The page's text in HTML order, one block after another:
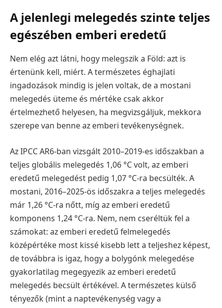
A jelenlegi melegedés szinte teljes
egészében emberi eredetű
Nem elég azt látni, hogy melegszik a Föld: azt is
értenünk kell, miért. A természetes éghajlati
ingadozások mindig is jelen voltak, de a mostani
melegedés üteme és mértéke csak akkor
értelmezhető helyesen, ha megvizsgáljuk, mekkora
szerepe van benne az emberi tevékenységnek.
Az IPCC AR6-ban vizsgált 2010–2019-es időszakban a
teljes globális melegedés 1,06 °C volt, az emberi
eredetű melegedést pedig 1,07 °C-ra becsülték. A
mostani, 2016–2025-ös időszakra a teljes melegedés
már 1,26 °C-ra nőtt, míg az emberi eredetű
komponens 1,24 °C-ra. Nem, nem cseréltük fel a
számokat: az emberi eredetű felmelegedés
középértéke most kissé kisebb lett a teljeshez képest,
de továbbra is igaz, hogy a bolygónk melegedése
gyakorlatilag megegyezik az emberi eredetű
melegedés becsült értékével. A természetes külső
tényezők (mint a naptevékenység vagy a